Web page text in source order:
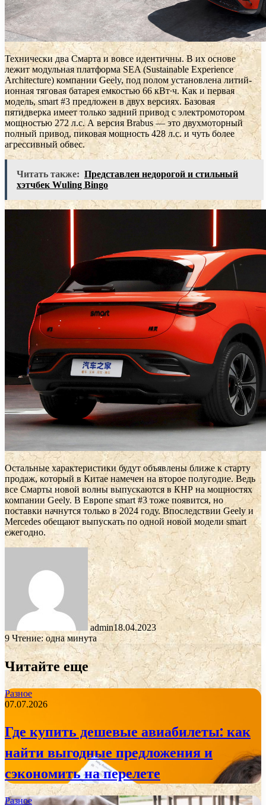
Технически два Смарта и вовсе идентичны. В их основе
лежит модульная платформа SEA (Sustainable Experience
Architecture) компании Geely, под полом установлена литий-
ионная тяговая батарея емкостью 66 кВт∙ч. Как и первая
модель, smart #3 предложен в двух версиях. Базовая
пятидверка имеет только задний привод с электромотором
мощностью 272 л.с. А версия Brabus — это двухмоторный
полный привод, пиковая мощность 428 л.с. и чуть более
агрессивный обвес.
Читать также: Представлен недорогой и стильный
хэтчбек Wuling Bingo
Остальные характеристики будут объявлены ближе к старту
продаж, который в Китае намечен на второе полугодие. Ведь
все Смарты новой волны выпускаются в КНР на мощностях
компании Geely. В Европе smart #3 тоже появится, но
поставки начнутся только в 2024 году. Впоследствии Geely и
Mercedes обещают выпускать по одной новой модели smart
ежегодно.
admin18.04.2023
9 Чтение: одна минута
Читайте еще
Разное
07.07.2026
Где купить дешевые авиабилеты: как
найти выгодные предложения и
сэкономить на перелете
Разное